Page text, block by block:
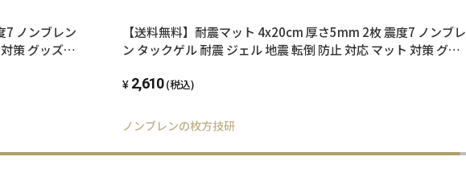
7 ノンブレン
策 グッズ
【送料無料】耐震マット 4x20cm 厚さ5mm 2枚 震度7 ノンブレ
ン タックゲル 耐震 ジェル 地震 転倒 防止 対応 マット 対策 グッ
ル テレビ転倒防止 転倒防止 冷蔵庫 テレビ 食器棚 洗濯機
2,610 (税込)
ノンブレンの枚方技研